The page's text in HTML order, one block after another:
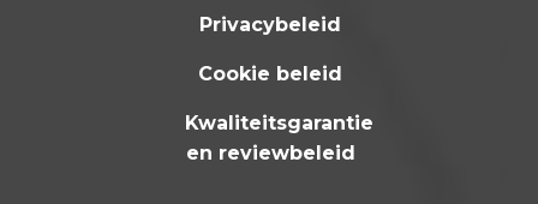
Privacybeleid
Cookie beleid
Kwaliteitsgarantie
en reviewbeleid